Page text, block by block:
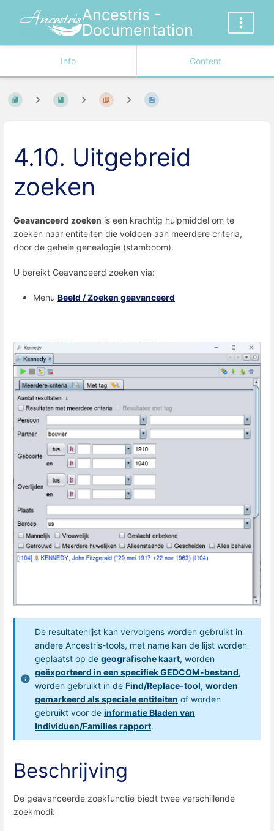
Ancestris -
Documentation
Info Content
4.10. Uitgebreid
zoeken
Geavanceerd zoeken is een krachtig hulpmiddel om te
zoeken naar entiteiten die voldoen aan meerdere criteria,
door de gehele genealogie (stamboom).
U bereikt Geavanceerd zoeken via:
Menu Beeld / Zoeken geavanceerd
De resultatenlijst kan vervolgens worden gebruikt in
andere Ancestris-tools, met name kan de lijst worden
geplaatst op de geografische kaart, worden
geëxporteerd in een specifiek GEDCOM-bestand,
worden gebruikt in de Find/Replace-tool, worden
gemarkeerd als speciale entiteiten of worden
gebruikt voor de informatie Bladen van
Individuen/Families rapport.
Beschrijving
De geavanceerde zoekfunctie biedt twee verschillende
zoekmodi: